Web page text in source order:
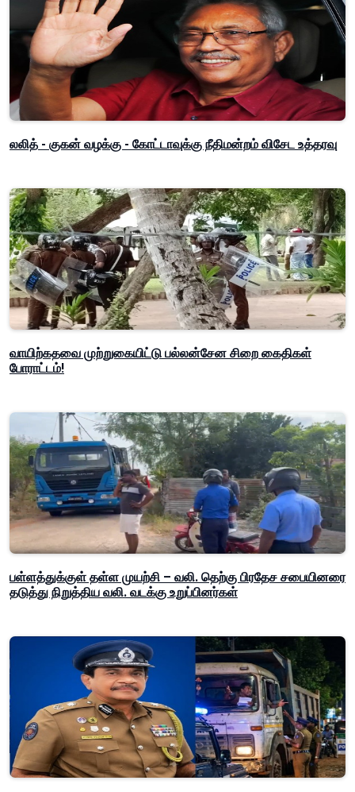
லலித் - குகன் வழக்கு - கோட்டாவுக்கு நீதிமன்றம் விசேட உத்தரவு
வாயிற்கதவை முற்றுகையிட்டு பல்லன்சேன சிறை கைதிகள்
போராட்டம்!
பள்ளத்துக்குள் தள்ள முயற்சி – வலி. தெற்கு பிரதேச சபையினரை
தடுத்து நிறுத்திய வலி. வடக்கு உறுப்பினர்கள்